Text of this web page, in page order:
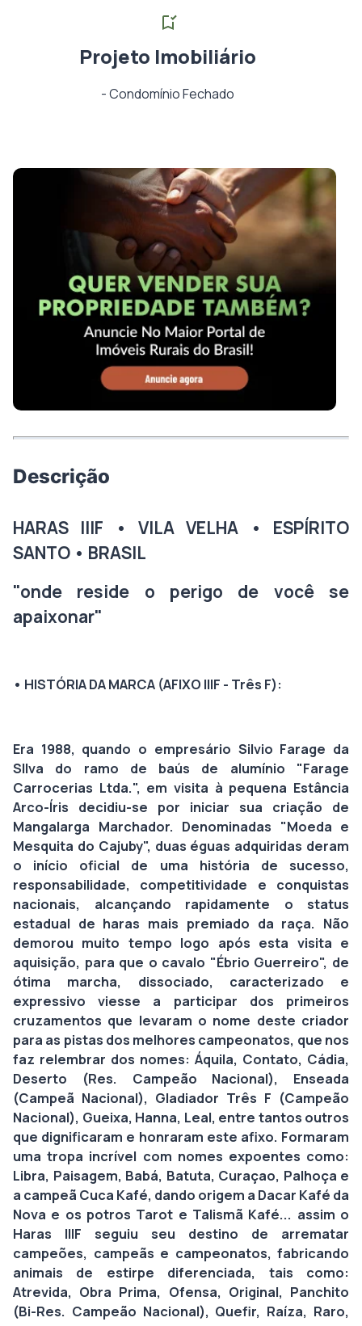
Projeto Imobiliário
-Condomínio Fechado
Descrição
HARAS IIIF • VILA VELHA • ESPÍRITO
SANTO • BRASIL
"onde reside o perigo de você se
apaixonar"
• HISTÓRIA DA MARCA (AFIXO IIIF - Três F):
Era 1988, quando o empresário Silvio Farage da
SIlva do ramo de baús de alumínio "Farage
Carrocerias Ltda.", em visita à pequena Estância
Arco-Íris decidiu-se por iniciar sua criação de
Mangalarga Marchador. Denominadas "Moeda e
Mesquita do Cajuby", duas éguas adquiridas deram
o início oficial de uma história de sucesso,
responsabilidade, competitividade e conquistas
nacionais, alcançando rapidamente o status
estadual de haras mais premiado da raça. Não
demorou muito tempo logo após esta visita e
aquisição, para que o cavalo "Ébrio Guerreiro", de
ótima marcha, dissociado, caracterizado e
expressivo viesse a participar dos primeiros
cruzamentos que levaram o nome deste criador
para as pistas dos melhores campeonatos, que nos
faz relembrar dos nomes: Áquila, Contato, Cádia,
Deserto (Res. Campeão Nacional), Enseada
(Campeã Nacional), Gladiador Três F (Campeão
Nacional), Gueixa, Hanna, Leal, entre tantos outros
que dignificaram e honraram este afixo. Formaram
uma tropa incrível com nomes expoentes como:
Libra, Paisagem, Babá, Batuta, Curaçao, Palhoça e
a campeã Cuca Kafé, dando origem a Dacar Kafé da
Nova e os potros Tarot e Talismã Kafé... assim o
Haras IIIF seguiu seu destino de arrematar
campeões, campeãs e campeonatos, fabricando
animais de estirpe diferenciada, tais como:
Atrevida, Obra Prima, Ofensa, Original, Panchito
(Bi-Res. Campeão Nacional), Quefir, Raíza, Raro,